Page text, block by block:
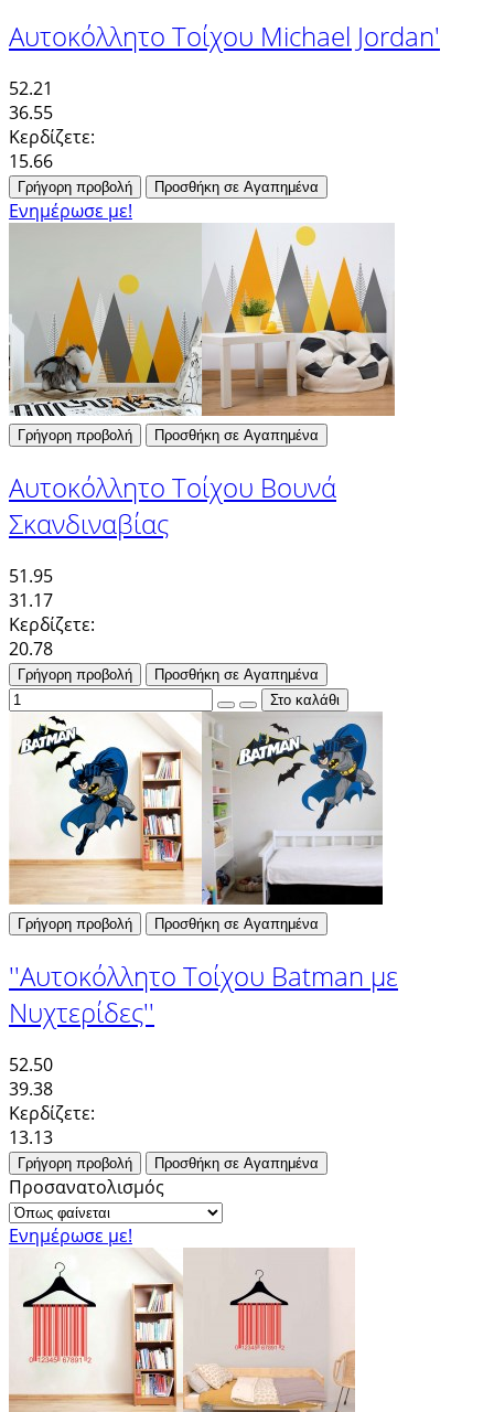
Αυτοκόλλητο Τοίχου Michael Jordan'
52.21
36.55
Κερδίζετε:
15.66
Γρήγορη προβολή Προσθήκη σε Αγαπημένα
Ενημέρωσε με!
Γρήγορη προβολή Προσθήκη σε Αγαπημένα
Αυτοκόλλητο Τοίχου Βουνά
Σκανδιναβίας
51.95
31.17
Κερδίζετε:
20.78
Γρήγορη προβολή Προσθήκη σε Αγαπημένα
Γρήγορη προβολή Προσθήκη σε Αγαπημένα
''Αυτοκόλλητο Τοίχου Batman με
Νυχτερίδες''
52.50
39.38
Κερδίζετε:
13.13
Γρήγορη προβολή Προσθήκη σε Αγαπημένα
Προσανατολισμός
Ενημέρωσε με!